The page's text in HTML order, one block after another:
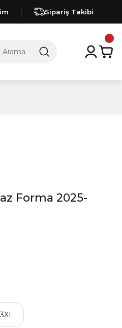
Sipariş Takibi
Forma 2025-
3XL